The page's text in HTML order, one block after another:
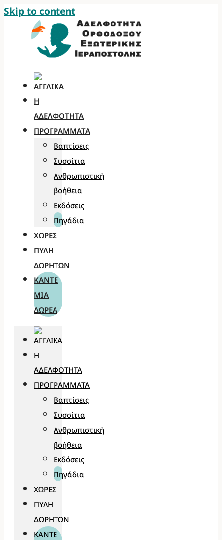
Skip to content
Η
ΑΔΕΛΦΌΤΗΤΑ
ΠΡΟΓΡΆΜΜΑΤΑ
Βαπτίσεις
Συσσίτια
Ανθρωπιστική
βοήθεια
Εκδόσεις
Πηγάδια
ΧΏΡΕΣ
ΠΎΛΗ
ΔΩΡΗΤΏΝ
ΚΆΝΤΕ
ΜΊΑ
ΔΩΡΕΆ
Η
ΑΔΕΛΦΌΤΗΤΑ
ΠΡΟΓΡΆΜΜΑΤΑ
Βαπτίσεις
Συσσίτια
Ανθρωπιστική
βοήθεια
Εκδόσεις
Πηγάδια
ΧΏΡΕΣ
ΠΎΛΗ
ΔΩΡΗΤΏΝ
ΚΆΝΤΕ